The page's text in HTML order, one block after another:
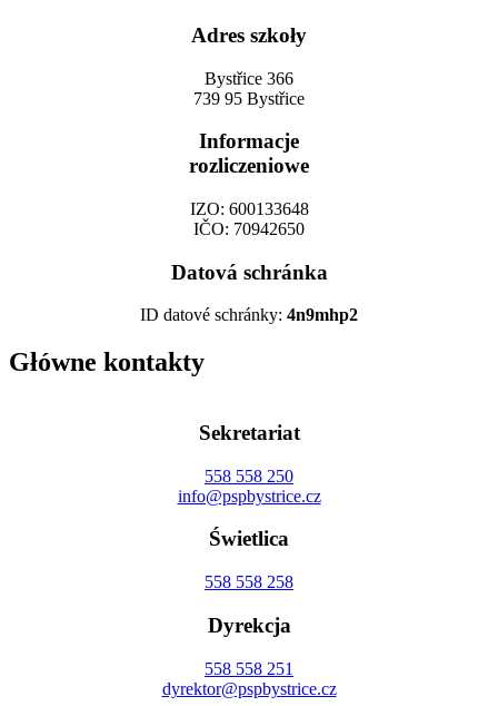
Adres szkoły
Bystřice 366
739 95 Bystřice
Informacje
rozliczeniowe
IZO: 600133648
IČO: 70942650
Datová schránka
ID datové schránky: 4n9mhp2
Główne kontakty
Sekretariat
558 558 250
info@pspbystrice.cz
Świetlica
558 558 258
Dyrekcja
558 558 251
dyrektor@pspbystrice.cz